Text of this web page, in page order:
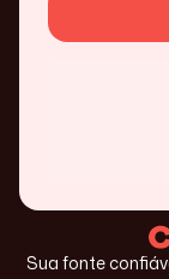
Sua fonte